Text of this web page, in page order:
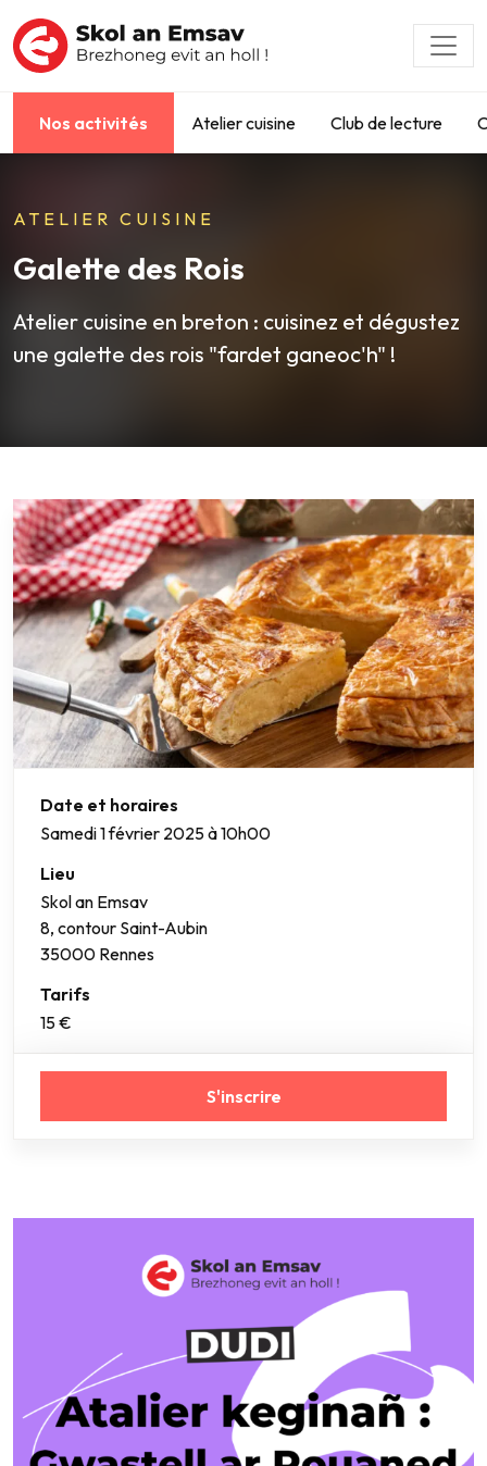
Nos activités Atelier cuisine Club de lecture
ATELIER CUISINE
Galette des Rois
Atelier cuisine en breton : cuisinez et dégustez
une galette des rois "fardet ganeoc'h" !
Date et horaires
Samedi1 février 2025 à 10h00
Lieu
Skol an Emsav
8, contour Saint-Aubin
35000 Rennes
Tarifs
15 €
S'inscrire